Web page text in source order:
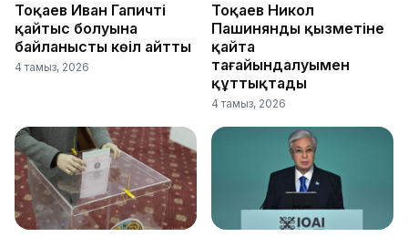
Тоқаев Иван Гапичтің
қайтыс болуына
байланысты көңіл айтты
4 тамыз, 2026
Тоқаев Никол
Пашинянды қызметіне
қайта
тағайындалуымен
құттықтады
4 тамыз, 2026